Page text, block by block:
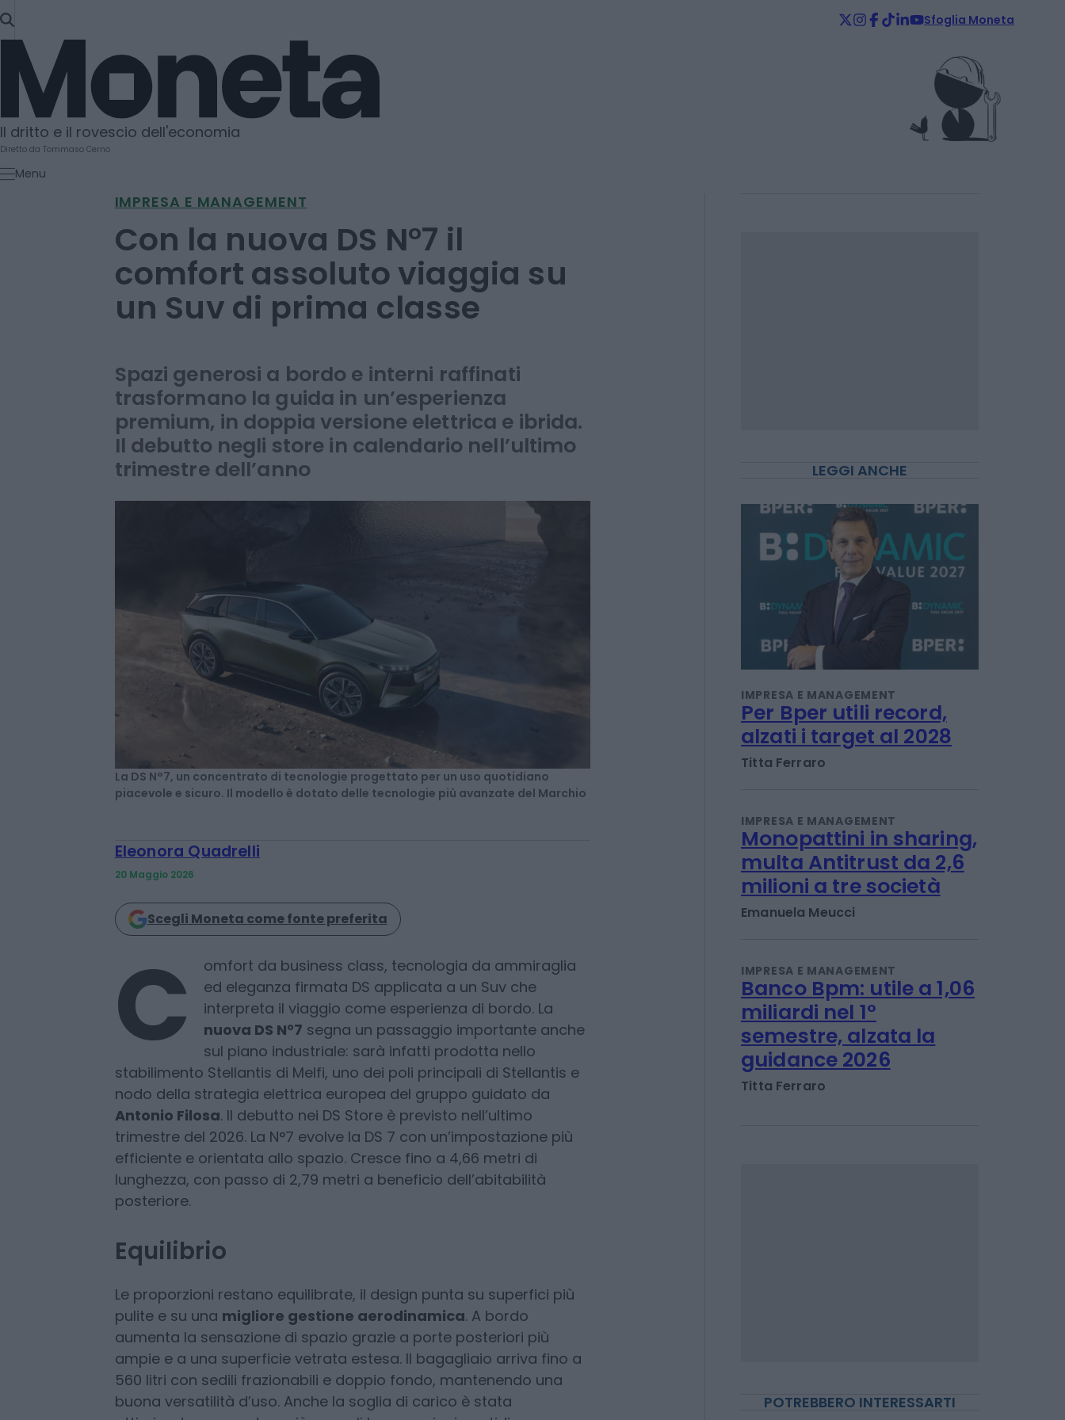
SKIP
TO
CONTENT
Sfoglia Moneta
Moneta
Il dritto e il rovescio dell'economia
Diretto da Tommaso Cerno
Menu
IMPRESA E MANAGEMENT
Con la nuova DS N°7 il
un Suv di prima classe
Spazi generosi a bordo e interni raffinati
trasformano la guida in un’esperienza
premium, in doppia versione elettrica e ibrida.
Il debutto negli store in calendario nell’ultimo
La DS N°7, un concentrato di tecnologie progettato per un uso quotidiano
piacevole e sicuro. Il modello è dotato delle tecnologie più avanzate del Marchio
Eleonora Quadrelli
Scegli Moneta come fonte preferita
C
omfort da business class, tecnologia da ammiraglia
ed eleganza firmata DS applicata a un Suv che
interpreta il viaggio come esperienza di bordo. La
nuova DS N°7segna un passaggio importante anche
sul piano industriale: sarà infatti prodotta nello
stabilimento Stellantis di Melfi, uno dei poli principali di Stellantis e
nodo della strategia elettrica europea del gruppo guidato da
Antonio Filosa . Il debutto nei DS Store è previsto nell’ultimo
trimestre del 2026. La N°7 evolve la DS 7 con un’impostazione più
lunghezza, con passo di 2,79 metri a beneficio dell’abitabilità
posteriore.
Equilibrio
Le proporzioni restano equilibrate, il design punta su superfici più
pulite e su unamigliore gestione aerodinamica. A bordo
aumenta la sensazione di spazio grazie a porte posteriori più
LEGGI ANCHE
IMPRESA E MANAGEMENT
Titta Ferraro
IMPRESA E MANAGEMENT
Monopattini in sharing,
Emanuela Meucci
IMPRESA E MANAGEMENT
Banco Bpm: utile a 1,06
miliardi nel 1°